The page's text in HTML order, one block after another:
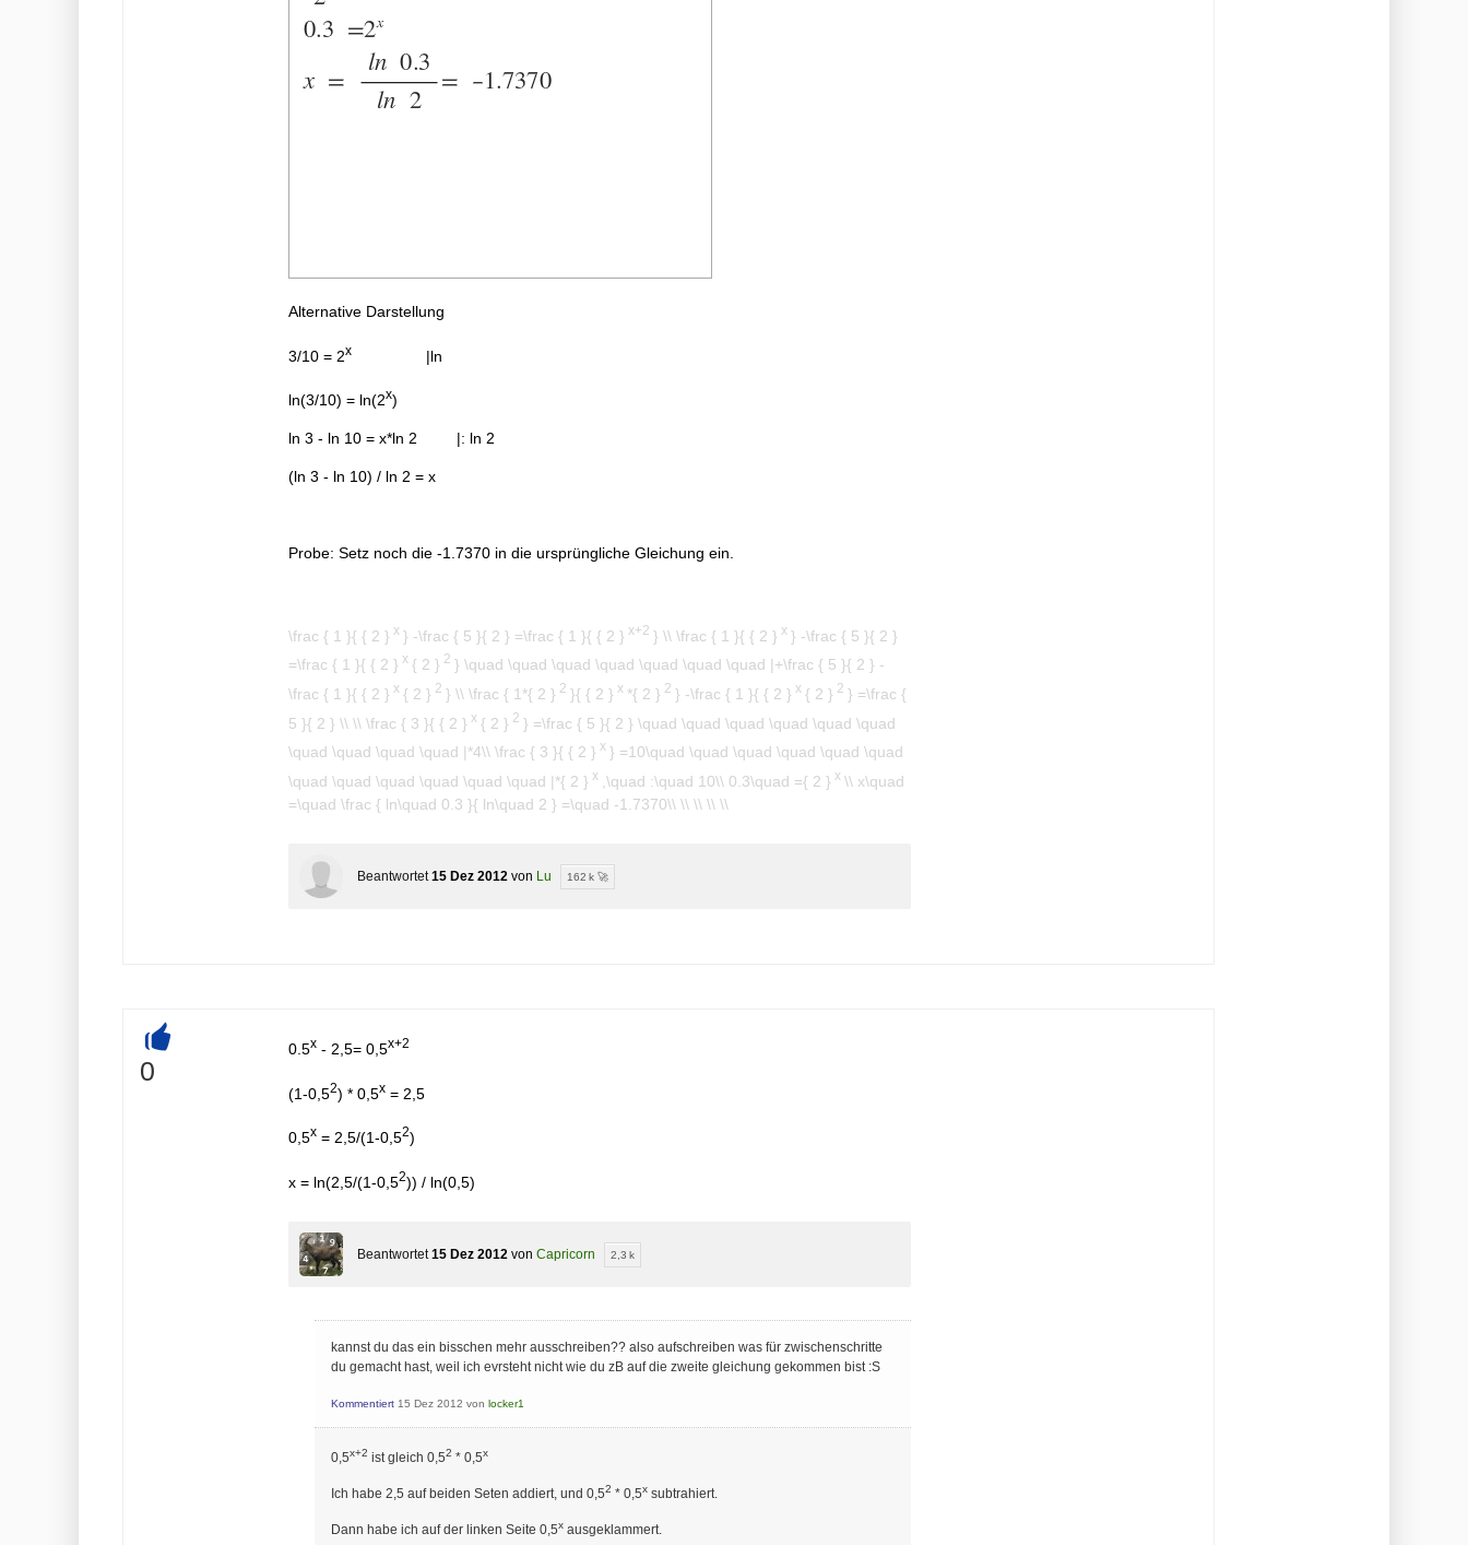
Alternative Darstellung
3/10 = 2x|ln
ln(3/10) = ln(2x)
ln 3 - ln 10 = x*ln 2 |: ln 2
(ln 3 - ln 10) / ln 2 = x
Probe: Setz noch die -1.7370 in die ursprüngliche Gleichung ein.
\frac { 1 }{ { 2 } x } -\frac { 5 }{ 2 } =\frac { 1 }{ { 2 } x+2 } \\ \frac { 1 }{ { 2 } x } -\frac { 5 }{ 2 }
=\frac { 1 }{ { 2 } x { 2 } 2 } \quad \quad \quad \quad \quad \quad \quad |+\frac { 5 }{ 2 } -
\frac { 1 }{ { 2 } x { 2 } 2 } \\ \frac { 1*{ 2 } 2 }{ { 2 } x *{ 2 } 2 } -\frac { 1 }{ { 2 } x { 2 } 2 } =\frac {
5 }{ 2 } \\ \\ \frac { 3 }{ { 2 } x { 2 } 2 } =\frac { 5 }{ 2 } \quad \quad \quad \quad \quad \quad
\quad \quad \quad \quad |*4\\ \frac { 3 }{ { 2 } x } =10\quad \quad \quad \quad \quad \quad
\quad \quad \quad \quad \quad \quad |*{ 2 } x ,\quad :\quad 10\\ 0.3\quad ={ 2 } x \\ x\quad
=\quad \frac { ln\quad 0.3 }{ ln\quad 2 } =\quad -1.7370\\ \\ \\ \\ \\
Beantwortet 15 Dez 2012 von Lu 162 k 🚀
+
0
0.5x- 2,5= 0,5x+2
(1-0,52) * 0,5x= 2,5
0,5x= 2,5/(1-0,52)
x = ln(2,5/(1-0,52)) / ln(0,5)
Beantwortet 15 Dez 2012 von Capricorn 2,3 k
kannst du das ein bisschen mehr ausschreiben?? also aufschreiben was für zwischenschritte
du gemacht hast, weil ich evrsteht nicht wie du zB auf die zweite gleichung gekommen bist :S
Kommentiert 15 Dez 2012 von locker1
0,5x+2 ist gleich 0,52 * 0,5x
Ich habe 2,5 auf beiden Seten addiert, und 0,52 * 0,5xsubtrahiert.
Dann habe ich auf der linken Seite 0,5xausgeklammert.